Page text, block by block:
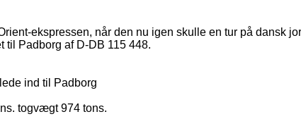
ekspressen, når den nu igen skulle en tur på dansk
til Padborg af D-DB 115 448.
ind til Padborg
togvægt 974 tons.